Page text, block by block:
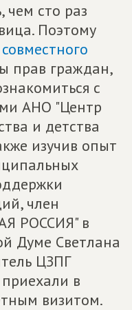
чем сто раз
Поэтому
совместного
прав граждан,
с
АНО "Центр
и детства
изучив опыт
член
РОССИЯ" в
Думе Светлана
ЦЗПГ
в
визитом.